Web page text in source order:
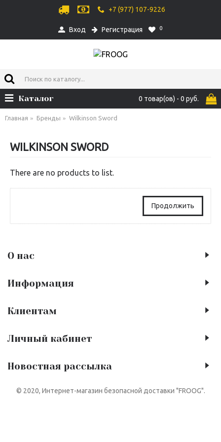
+7 (977) 107-9226
Вход Регистрация 0
0 товар(ов) - 0 руб.
Каталог
Главная Бренды Wilkinson Sword
WILKINSON SWORD
There are no products to list.
Продолжить
О нас
Информация
Клиентам
Личный кабинет
Новостная рассылка
© 2020, Интернет-магазин безопасной доставки "FROOG".